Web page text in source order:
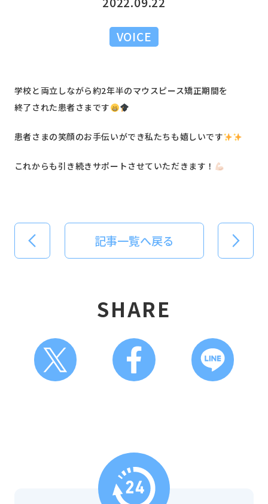
VOICE
学校と両立しながら約2年半のマウスピース矯正期間を
終了された患者さまです
患者さまの笑顔のお手伝いができ私たちも嬉しいです
これからも引き続きサポートさせていただきます！
記事一覧へ戻る
SHARE